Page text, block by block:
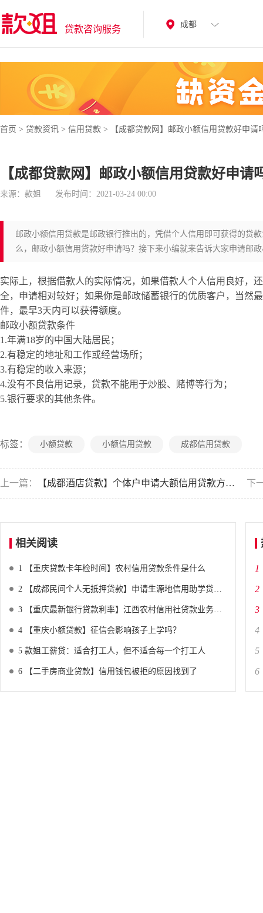
贷款咨询服务 成都
首页 > 贷款资讯 > 信用贷款 > 【成都贷款网】邮政小额信用贷款好申请
【成都贷款网】邮政小额信用贷款好申请
来源：款姐 发布时间：2021-03-24 00:00
邮政小额信用贷款是邮政银行推出的，凭借个人信用即可获得的贷
么，邮政小额信用贷款好申请吗？接下来小编就来告诉大家申请邮
实际上，根据借款人的实际情况，如果借款人个人信用良好，
全，申请相对较好；如果你是邮政储蓄银行的优质客户，当然
件，最早3天内可以获得额度。
邮政小额贷款条件
1.年满18岁的中国大陆居民；
2.有稳定的地址和工作或经营场所；
3.有稳定的收入来源；
4.没有不良信用记录，贷款不能用于炒股、赌博等行为；
5.银行要求的其他条件。
标签： 小额贷款 小额信用贷款 成都信用贷款
上一篇： 【成都酒店贷款】个体户申请大额信用贷款方法有哪些 下
相关阅读
1 【重庆贷款卡年检时间】农村信用贷款条件是什么
2 【成都民间个人无抵押贷款】申请生源地信用助学贷款的条件有哪些
3 【重庆最新银行贷款利率】江西农村信用社贷款业务介绍
4 【重庆小额贷款】征信会影响孩子上学吗？
5 款姐工薪贷：适合打工人，但不适合每一个打工人
6 【二手房商业贷款】信用钱包被拒的原因找到了
1
2
3
4
5
6